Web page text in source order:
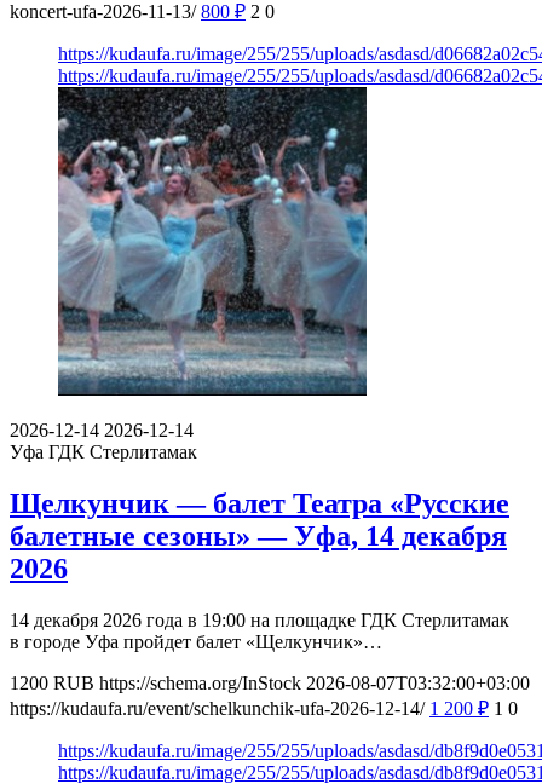
koncert-ufa-2026-11-13/ 800 ₽ 2 0
https://kudaufa.ru/image/255/255/uploads/asdasd/
https://kudaufa.ru/image/255/255/uploads/asdasd/
2026-12-14 2026-12-14
Уфа ГДК Стерлитамак
Щелкунчик — балет Театра «Русские
балетные сезоны» — Уфа, 14 декабря
2026
14 декабря 2026 года в 19:00 на площадке ГДК Стерлитамак
в городе Уфа пройдет балет «Щелкунчик»…
1200 RUB https://schema.org/InStock 2026-08-07T03:32:00+03:00
https://kudaufa.ru/event/schelkunchik-ufa-2026-12-14/ 1 200 ₽ 1 0
https://kudaufa.ru/image/255/255/uploads/asdasd/
https://kudaufa.ru/image/255/255/uploads/asdasd/